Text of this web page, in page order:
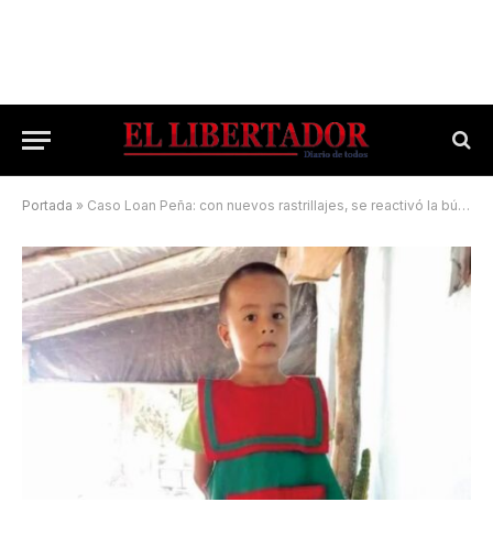
Portada » Caso Loan Peña: con nuevos rastrillajes, se reactivó la búsqueda